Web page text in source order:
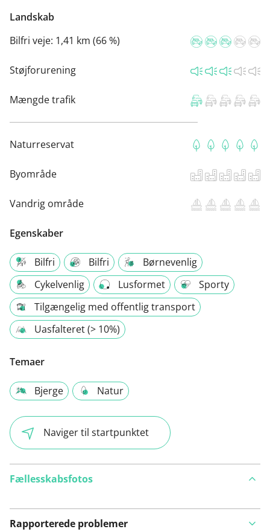
Landskab
Bilfri veje: 1,41 km (66 %)
Støjforurening
Mængde trafik
Naturreservat
Byområde
Vandrig område
Egenskaber
Bilfri Bilfri
Børnevenlig
Cykelvenlig
Lusformet
Sporty
Tilgængelig med offentlig transport
Uasfalteret (> 10%)
Temaer
Bjerge Natur
Naviger til startpunktet
Fællesskabsfotos
Rapporterede problemer